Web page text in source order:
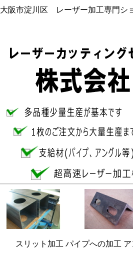
大阪市淀川区 レーザー加工専
スリット加工 パイプへの加工